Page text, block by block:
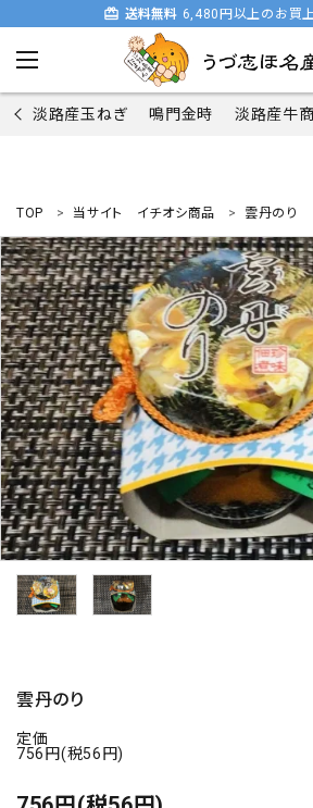
card_giftcard 送料無料 6,480円以上のお買
淡路産玉ねぎ 鳴門金時 淡路産牛
search
商品一覧
淡路産玉ねぎ
鳴門金時
淡路産牛商品
海の幸
お菓子類
玉ちゃん・雑貨
INFORMATIOM
TOP 当サイト イチオシ商品 雲丹のり
雲丹のり
定価
756円(税56円)